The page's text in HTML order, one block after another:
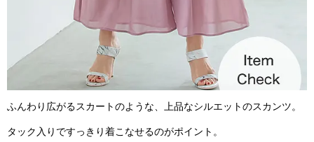
ふんわり広がるスカートのような、上品なシルエットのスカンツ。
タック入りですっきり着こなせるのがポイント。